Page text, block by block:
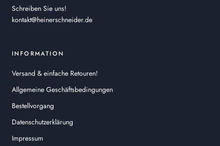
Schreiben Sie uns!
kontakt@heinerschneider.de
INFORMATION
Versand & einfache Retouren!
Allgemeine Geschäftsbedingungen
Bestellvorgang
Datenschutzerklärung
Impressum